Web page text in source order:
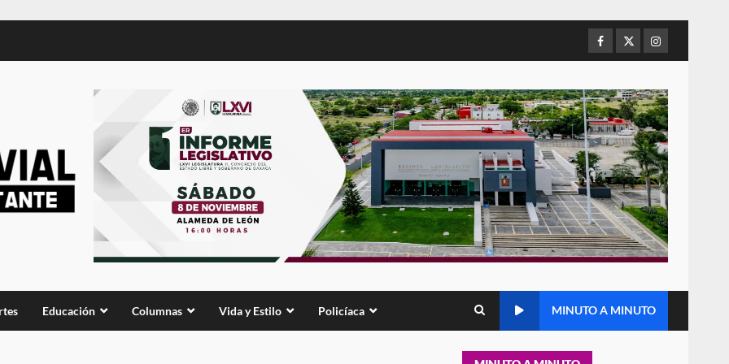
Facebook
TwitterInstagram
Educación Columnas Vida y Estilo Policíaca MINUTO A MINUTO
animal tras denuncia ciudadana
7
Detienen a Ernesto Ruffo en
Baja California; FGR lo investiga
por presuntos delitos de
delincuencia organizada y
contrabando
16 julio 2026
1
Avanza con orden y
tranquilidad el proceso
electoral extraordinario de
Santiago Xanica: Jesús Romero
7 agosto 2026
Exhorta Poder Legislativo al
IEEPO y al Iocied a realizar una
evaluación técnica y
instalaciones de la Escuela